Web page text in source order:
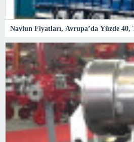
Navlun Fiyatları, Avrupa’da Yüzde